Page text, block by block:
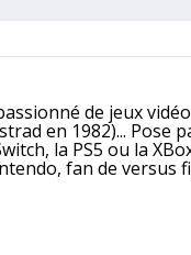
de jeux
en 1982)... Pose
la PS5 ou la
fan de versus